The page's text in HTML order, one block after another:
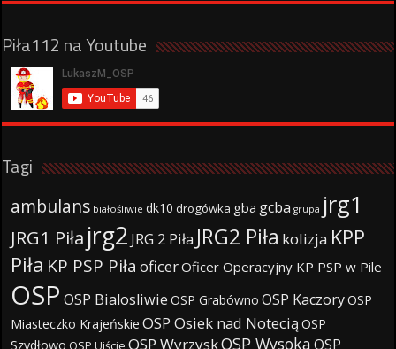
Piła112 na Youtube
Tagi
ambulans białośliwie dk10 drogówka gba gcba grupa jrg1
JRG1 Piła jrg2 JRG 2 Piła JRG2 Piła kolizja KPP
Piła KP PSP Piła oficerOficer Operacyjny KP PSP w Pile
OSP OSP Bialosliwie OSP Grabówno OSP KaczoryOSP
Miasteczko Krajeńskie OSP Osiek nad Notecią OSP
Szydłowo
OSP WyrzyskOSP WysokaOSP